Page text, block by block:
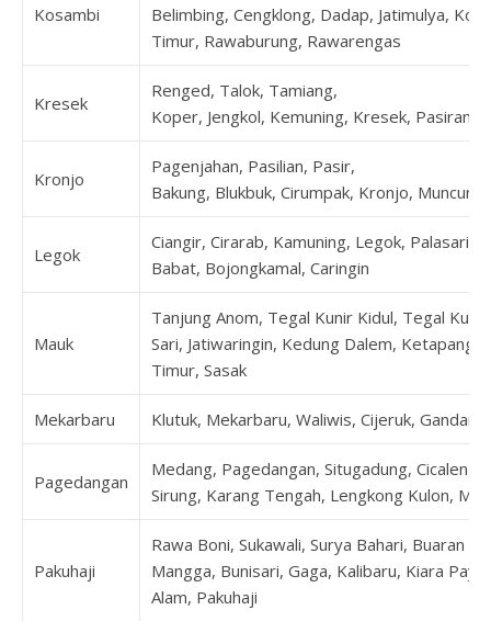
Kosambi
Belimbing, Cengklong, Dadap, Jatimulya,
Timur, Rawaburung, Rawarengas
Kresek
Renged, Talok, Tamiang,
Koper, Jengkol, Kemuning, Kresek,
Kronjo
Pagenjahan, Pasilian, Pasir,
Bakung, Blukbuk, Cirumpak, Kronjo,
Legok
Ciangir, Cirarab, Kamuning, Legok, Palasari,
Babat, Bojongkamal, Caringin
Mauk
Tanjung Anom, Tegal Kunir Kidul, Tegal
Sari, Jatiwaringin, Kedung Dalem, Ketapang,
Timur, Sasak
Mekarbaru Klutuk, Mekarbaru, Waliwis, Cijeruk,
Pagedangan
Medang, Pagedangan, Situgadung,
Sirung, Karang Tengah, Lengkong Kulon,
Pakuhaji
Rawa Boni, Sukawali, Surya Bahari, Buaran
Mangga, Bunisari, Gaga, Kalibaru, Kiara
Alam, Pakuhaji